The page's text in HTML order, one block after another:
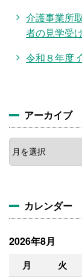
介護事業所
者の見学受
令和８年度
アーカイブ
ア
ー
カ
カレンダー
2026年8月
月 火